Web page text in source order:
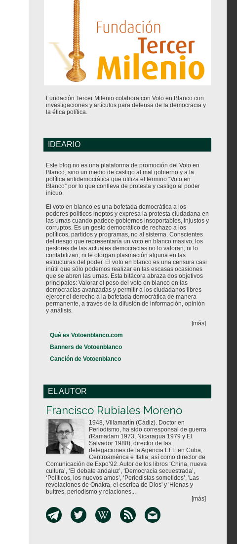
Fundación Tercer Milenio colabora con Voto en Blanco con
investigaciones y artículos para defensa de la democracia y
la ética política.
IDEARIO
Este blog no es una plataforma de promoción del Voto en
Blanco, sino un medio de castigo al mal gobierno y a la
política antidemocrática que utiliza el termino “Voto en
Blanco” por lo que conlleva de protesta y castigo al poder
inicuo.
El voto en blanco es una bofetada democrática a los
poderes políticos ineptos y expresa la protesta ciudadana en
las urnas cuando padece gobiernos insoportables, injustos y
corruptos. Es un gesto democrático de rechazo a los
políticos, partidos y programas, no al sistema. Conscientes
del riesgo que representaría un voto en blanco masivo, los
gestores de las actuales democracias no lo valoran, ni lo
contabilizan, ni le otorgan plasmación alguna en las
estructuras del poder. El voto en blanco es una censura casi
inútil que sólo podemos realizar en las escasas ocasiones
que se abren las urnas. Esta bitácora abraza dos objetivos
principales: Valorar el peso del voto en blanco en las
democracias avanzadas y permitir a los ciudadanos libres
ejercer el derecho a la bofetada democrática de manera
permanente, a través de la difusión de información, opinión
y análisis.
[más]
Qué es Votoenblanco.com
Banners de Votoenblanco
Canción de Votoenblanco
EL AUTOR
Francisco Rubiales Moreno
1948, Villamartín (Cádiz). Doctor en
Periodismo, ha sido corresponsal de guerra
(Ramadam 1973, Nicaragua 1979 y El
Salvador 1980), director de las
delegaciones de la Agencia EFE en Cuba,
Centroamérica e Italia, así como director de
Comunicación de Expo’92. Autor de los libros ‘China, nueva
cultura’, ‘El debate andaluz’, ‘Democracia secuestrada’,
‘Políticos, los nuevos amos’, ‘Periodistas sometidos’, 'Las
revelaciones de Onakra, el escriba de Dios' y 'Hienas y
buitres, periodismo y relaciones...
[más]